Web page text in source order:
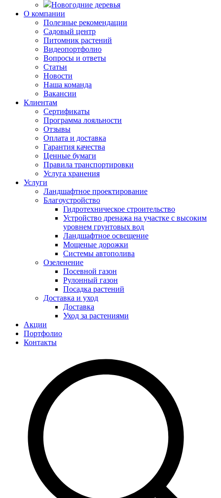
Новогодние деревья
О компании
Полезные рекомендации
Садовый центр
Питомник растений
Видеопортфолио
Вопросы и ответы
Статьи
Новости
Наша команда
Вакансии
Клиентам
Сертификаты
Программа лояльности
Отзывы
Оплата и доставка
Гарантия качества
Ценные бумаги
Правила транспортировки
Услуга хранения
Услуги
Ландшафтное проектирование
Благоустройство
Гидротехническое строительство
Устройство дренажа на участке с высоким
уровнем грунтовых вод
Ландшафтное освещение
Мощеные дорожки
Системы автополива
Озеленение
Посевной газон
Рулонный газон
Посадка растений
Доставка и уход
Доставка
Уход за растениями
Акции
Портфолио
Контакты